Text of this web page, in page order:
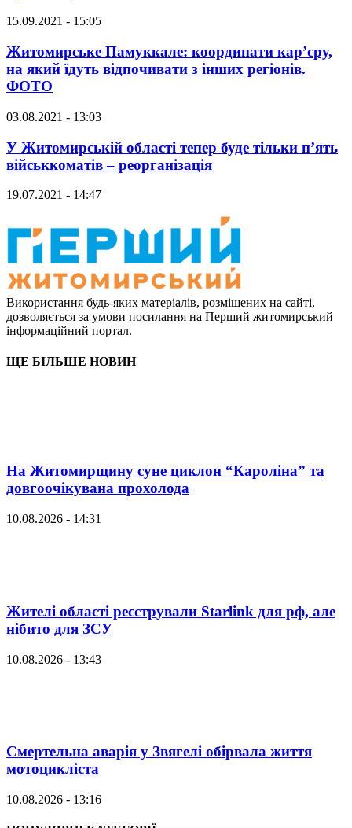
15.09.2021 - 15:05
Житомирське Памуккале: координати кар’єру,
на який їдуть відпочивати з інших регіонів.
ФОТО
03.08.2021 - 13:03
У Житомирській області тепер буде тільки п’ять
військкоматів – реорганізація
19.07.2021 - 14:47
Використання будь-яких матеріалів, розміщених на сайті,
дозволяється за умови посилання на Перший житомирський
інформаційний портал.
ЩЕ БІЛЬШЕ НОВИН
На Житомирщину суне циклон “Кароліна” та
довгоочікувана прохолода
10.08.2026 - 14:31
Жителі області реєстрували Starlink для рф, але
нібито для ЗСУ
10.08.2026 - 13:43
Смертельна аварія у Звягелі обірвала життя
мотоцикліста
10.08.2026 - 13:16